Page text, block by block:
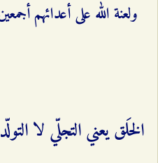
ولعنة الله على أعدائهم
الخَلق يعني التجلّي لا التولّد